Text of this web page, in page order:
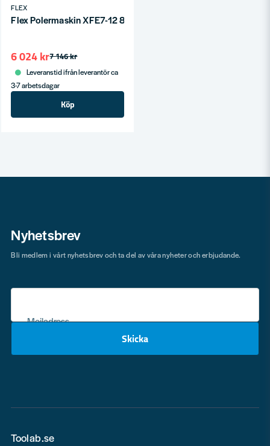
FLEX
Flex Polermaskin XFE7-12 80 Set
7 146 kr
6 024 kr
Leveranstid ifrån leverantör ca
3-7 arbetsdagar
Köp
Nyhetsbrev
Mejladress
Skicka
Bli medlem i vårt nyhetsbrev och ta del av våra nyheter och erbjudande.
Toolab.se